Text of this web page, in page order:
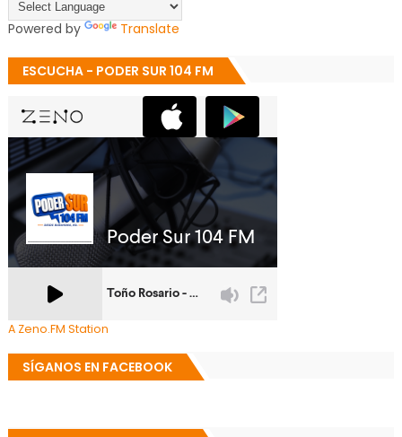
Powered by Translate
ESCUCHA - PODER SUR 104 FM
A Zeno.FM Station
SÍGANOS EN FACEBOOK